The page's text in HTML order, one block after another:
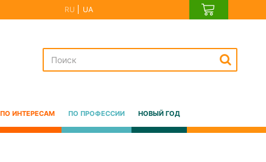
RU UA
ПО ИНТЕРЕСАМ ПО ПРОФЕССИИ НОВЫЙ ГОД